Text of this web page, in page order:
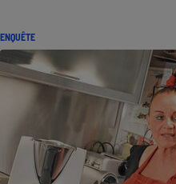
ENQUÊTE